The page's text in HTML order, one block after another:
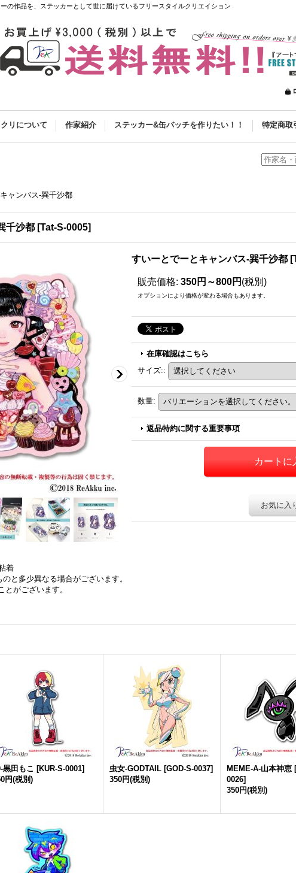
の作品を、ステッカーとして世に届けているフリースタイルクリエイション
リについて 作家紹介 ステッカー&缶バッチを作りたい！！ 特定商取
ャンバス-巽千沙都
千沙都 [Tat-S-0005]
すいーとでーとキャンバス-巽千沙都 [
販売価格: 350円～800円 (税別)
オプションにより価格が変わる場合もあります。
在庫確認はこちら
サイズ::
数量:
返品特約に関する重要事項
お気に入
着
と多少異なる場合がございます。
がございます。
黒田もこ [KUR-S-0001]
円(税別)
虫女-GODTAIL [GOD-S-0037]
350円(税別)
MEME-A-山本神恵 [
0026]
350円(税別)